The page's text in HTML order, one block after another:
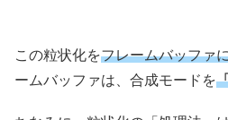
この粒状化をフレームバッファ
ームバッファは、合成モードを